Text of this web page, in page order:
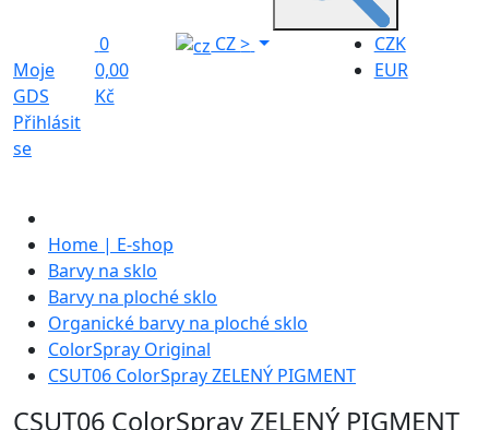
Moje
GDS
Přihlásit
se
0
0,00
Kč
CZ>
CZK
EUR
Home | E-shop
Barvy na sklo
Barvy na ploché sklo
Organické barvy na ploché sklo
ColorSpray Original
CSUT06 ColorSpray ZELENÝ PIGMENT
CSUT06 ColorSpray ZELENÝ PIGMENT